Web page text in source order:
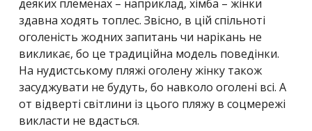
деяких племенах – наприклад, хімба – жінки
здавна ходять топлес. Звісно, в цій спільноті
оголеність жодних запитань чи нарікань не
викликає, бо це традиційна модель поведінки.
На нудистському пляжі оголену жінку також
засуджувати не будуть, бо навколо оголені всі. А
от відверті світлини із цього пляжу в соцмережі
викласти не вдасться.